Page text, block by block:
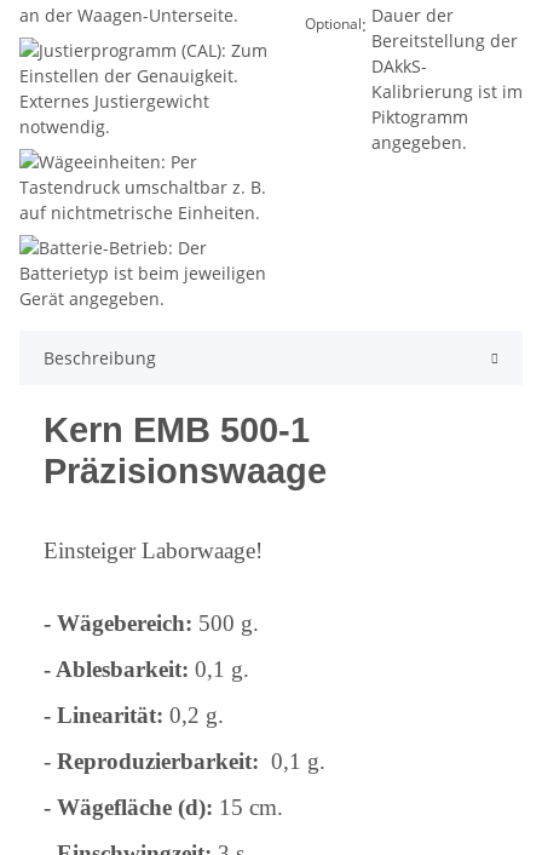
Optional:
Beschreibung
Kern EMB 500-1
Präzisionswaage
Einsteiger Laborwaage!
- Wägebereich: 500 g.
- Ablesbarkeit: 0,1 g.
- Linearität: 0,2 g.
- Reproduzierbarkeit: 0,1 g.
- Wägefläche (d): 15 cm.